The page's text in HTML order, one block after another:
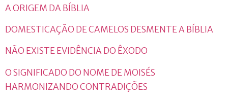
A ORIGEM DA BÍBLIA
DOMESTICAÇÃO DE CAMELOS DESMENTE A BÍBLIA
NÃO EXISTE EVIDÊNCIA DO ÊXODO
O SIGNIFICADO DO NOME DE MOISÉS
HARMONIZANDO CONTRADIÇÕES